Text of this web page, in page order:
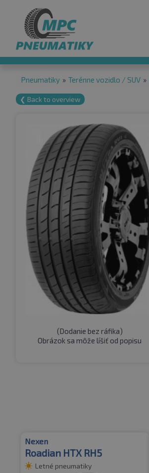
Pneumatiky » Terénne vozidlo / SUV »
❮ Back to overview
(Dodanie bez ráfika)
Obrázok sa môže líšiť od popisu
Nexen
Roadian HTX RH5
Letné pneumatiky